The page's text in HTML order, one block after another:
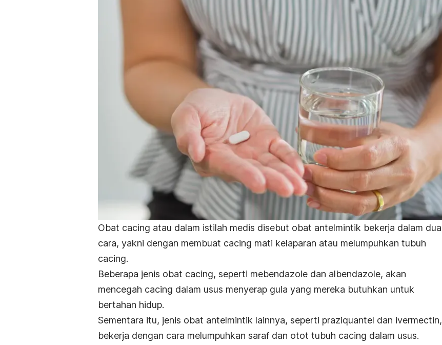
Obat cacing atau dalam istilah medis disebut obat antelmintik bekerja dalam dua
cara, yakni dengan membuat cacing mati kelaparan atau melumpuhkan tubuh
cacing.
Beberapa jenis obat cacing, seperti mebendazole dan albendazole, akan
mencegah cacing dalam usus menyerap gula yang mereka butuhkan untuk
bertahan hidup.
Sementara itu, jenis obat antelmintik lainnya, seperti praziquantel dan ivermectin,
bekerja dengan cara melumpuhkan saraf dan otot tubuh cacing dalam usus.